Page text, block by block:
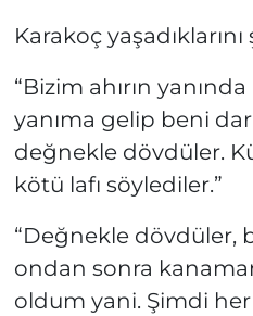
Karakoç
“Bizim ahırın
yanıma gelip beni
değnekle dövdüler.
kötü lafı söylediler.”
“Değnekle dövdüler,
ondan sonra
oldum yani. Şimdi her